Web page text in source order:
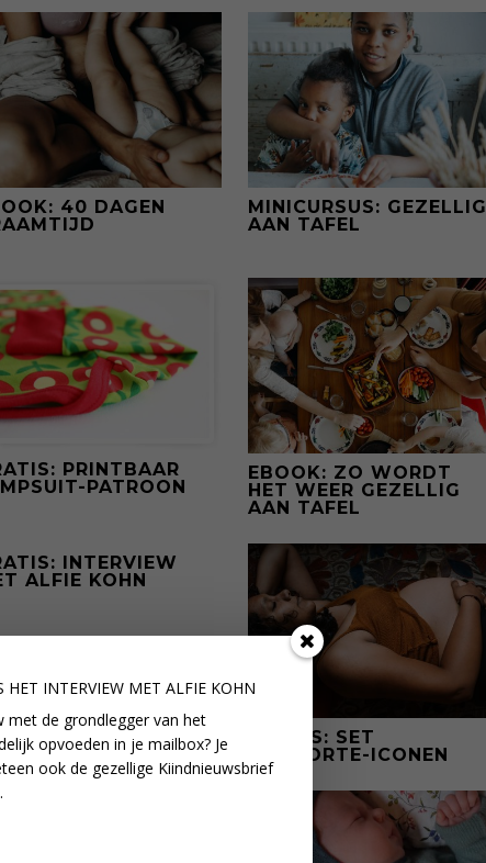
40 DAGEN
MINICURSUS: GEZELLIG
AAN TAFEL
PRINTBAAR
PATROON
EBOOK: ZO WORDT
HET WEER GEZELLIG
AAN TAFEL
INTERVIEW
ALFIE KOHN
GRATIS: SET
GEBOORTE-ICONEN
HET INTERVIEW MET ALFIE KOHN
met de grondlegger van het
opvoeden in je mailbox? Je
ook de gezellige Kiindnieuwsbrief